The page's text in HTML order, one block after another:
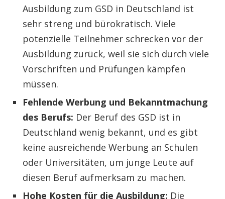
Ausbildung zum GSD in Deutschland ist
sehr streng und bürokratisch. Viele
potenzielle Teilnehmer schrecken vor der
Ausbildung zurück, weil sie sich durch viele
Vorschriften und Prüfungen kämpfen
müssen.
Fehlende Werbung und Bekanntmachung
des Berufs: Der Beruf des GSD ist in
Deutschland wenig bekannt, und es gibt
keine ausreichende Werbung an Schulen
oder Universitäten, um junge Leute auf
diesen Beruf aufmerksam zu machen.
Hohe Kosten für die Ausbildung: Die